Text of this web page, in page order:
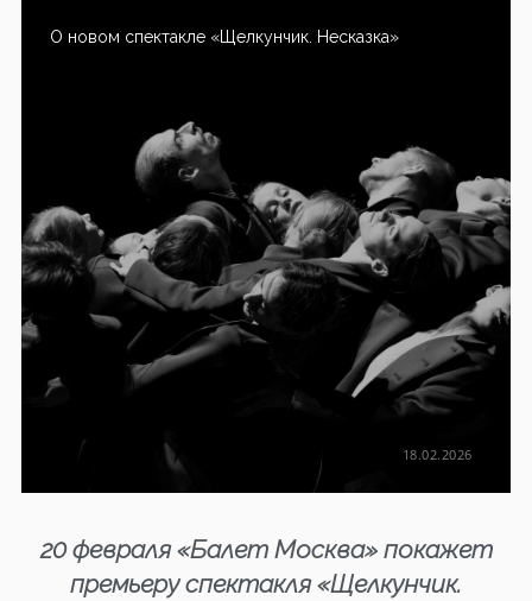
О новом спектакле «Щелкунчик. Несказка»
18.02.2026
20 февраля «Балет Москва» покажет
премьеру спектакля «Щелкунчик.